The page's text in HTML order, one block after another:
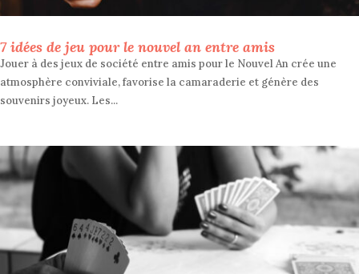
7 idées de jeu pour le nouvel an entre amis
Jouer à des jeux de société entre amis pour le Nouvel An crée une
atmosphère conviviale, favorise la camaraderie et génère des
souvenirs joyeux. Les...